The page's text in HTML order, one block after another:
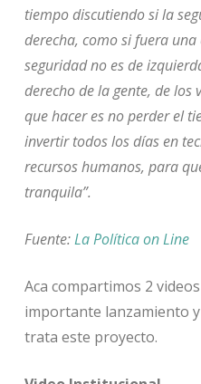
tiempo discutiendo si la
derecha, como si fuera
seguridad no es de
derecho de la gente, de los
que hacer es no perder el
invertir todos los días en
recursos humanos, para
tranquila”.
Fuente:La Política on Line
Aca compartimos 2
importante lanzamiento
trata este proyecto.